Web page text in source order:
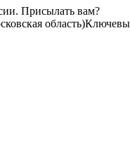
Присылать вам?
область)